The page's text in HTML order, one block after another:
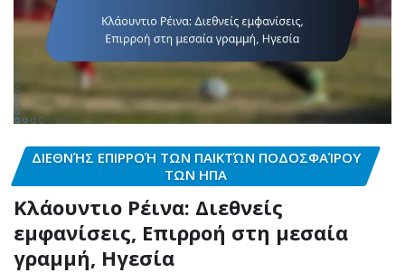
ΔΙΕΘΝΉΣ ΕΠΙΡΡΟΉ ΤΩΝ ΠΑΙΚΤΏΝ ΠΟΔΟΣΦΑΊΡΟΥ
ΤΩΝ ΗΠΑ
Κλάουντιο Ρέινα: Διεθνείς
εμφανίσεις, Επιρροή στη μεσαία
γραμμή, Ηγεσία